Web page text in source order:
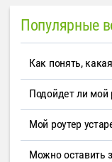
Популярные
Как понять,
Подойдет ли мой
Мой роутер
Можно оставить